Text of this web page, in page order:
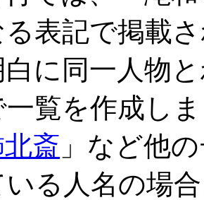
る表記で掲載
に同一人物
一覧を作成し
斎 」など他
いる人名の場